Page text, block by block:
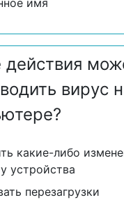
действия
вирус
какие-либо
устройства
перезагрузки